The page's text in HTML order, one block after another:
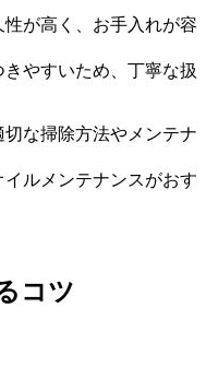
が高く、お手入れが容
やすいため、丁寧な扱
な掃除方法やメンテナ
ルメンテナンスがおす
コツ